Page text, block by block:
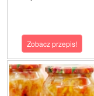
Zobacz przepis!